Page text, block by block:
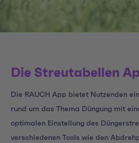
Die Streutabellen
Die RAUCH App bietet Nutzenden
rund um das Thema Düngung mit
optimalen Einstellung des
verschiedenen Tools wie den